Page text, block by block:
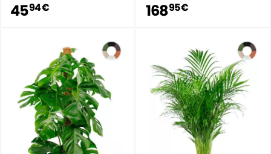
4594 € 16895 €